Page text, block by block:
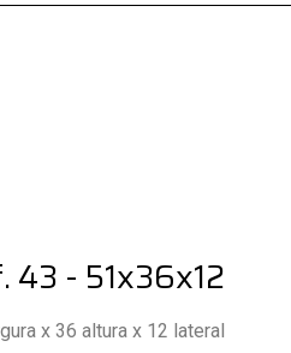
43 - 51x36x12
x 36 altura x 12 lateral